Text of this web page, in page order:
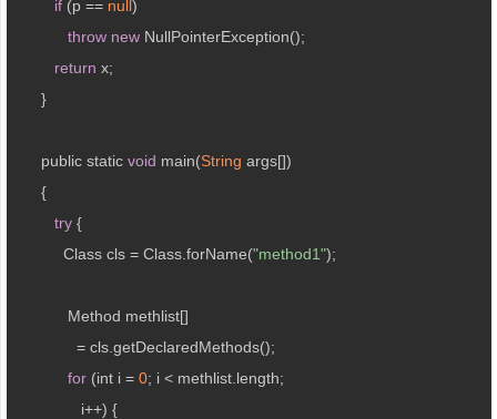
if (p == null)
throw new NullPointerException();
return x;
      }
      public static
void main(String args[])
      {
try {
           Class cls = Class.forName(
"method1");
            Method methlist[]
              = cls.getDeclaredMethods();
for (int i = 0; i < methlist.length;
               i++) {